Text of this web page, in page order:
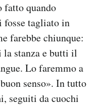
fatto quando
fosse tagliato in
farebbe chiunque:
stanza e butti il
Lo faremmo a
senso». In tutto
seguiti da cuochi